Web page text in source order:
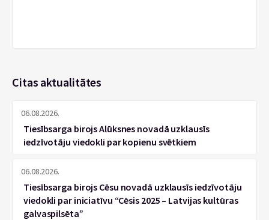
Citas aktualitātes
06.08.2026.
Tiesībsarga birojs Alūksnes novadā uzklausīs
iedzīvotāju viedokli par kopienu svētkiem
06.08.2026.
Tiesībsarga birojs Cēsu novadā uzklausīs iedzīvotāju
viedokli par iniciatīvu “Cēsis 2025 – Latvijas kultūras
galvaspilsēta”